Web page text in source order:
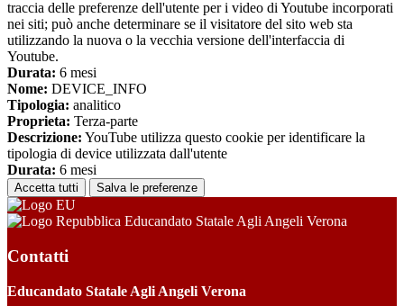
traccia delle preferenze dell'utente per i video di Youtube incorporati
nei siti; può anche determinare se il visitatore del sito web sta
utilizzando la nuova o la vecchia versione dell'interfaccia di
Youtube.
Durata: 6 mesi
Nome: DEVICE_INFO
Tipologia: analitico
Proprieta: Terza-parte
Descrizione: YouTube utilizza questo cookie per identificare la
tipologia di device utilizzata dall'utente
Durata: 6 mesi
Accetta tutti Salva le preferenze
Educandato Statale Agli Angeli Verona
Contatti
Educandato Statale Agli Angeli Verona